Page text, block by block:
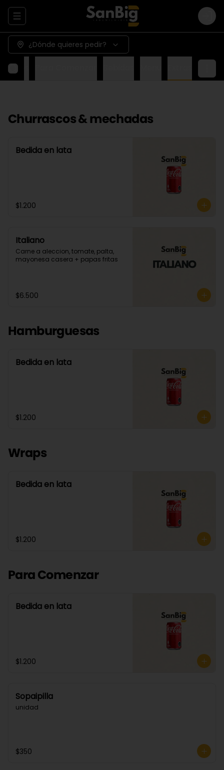
Abrir menu de navegación Login
¿Dónde quieres pedir?
Wraps
Churrascos & mechadas
Bedida en lata
$1.200
Italiano
Carne a aleccion, tomate, palta,
mayonesa casera + papas fritas
$6.500
Hamburguesas
Bedida en lata
$1.200
Wraps
Bedida en lata
$1.200
Para Comenzar
Bedida en lata
$1.200
Sopaipilla
unidad
$350